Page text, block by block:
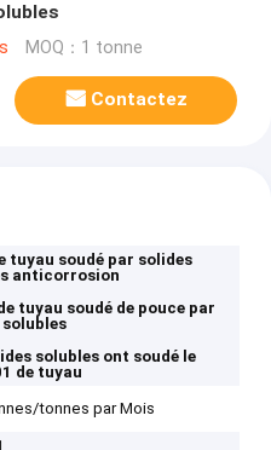
MOQ：1 tonne
Contactez
tuyau soudé par solides
anticorrosion
tuyau soudé de pouce par
solubles ont soudé le
de tuyau
tonnes par Mois